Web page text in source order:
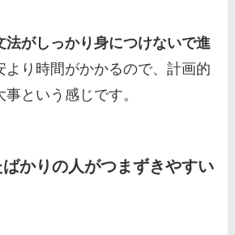
法がしっかり身につけないで進
より時間がかかるので、計画的
という感じです。
かりの人がつまずきやすい